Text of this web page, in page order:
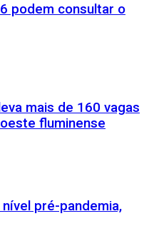
podem consultar o
mais de 160 vagas
fluminense
pré-pandemia,